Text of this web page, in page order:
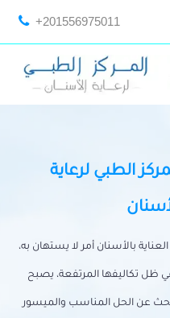
+201556975011
الطبي لرعاية
بالأسنان أمر لا يستهان به،
ظل تكاليفها المرتفعة، يصبح
عن الحل المناسب والميسور